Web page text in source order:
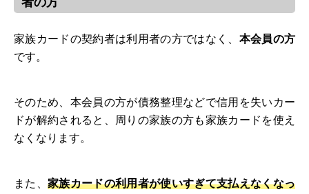
家族カードの契約者は利用者の方ではなく、 本会員の方
です。
そのため、本会員の方が債務整理などで信用を失いカー
ドが解約されると、周りの家族の方も家族カードを使え
なくなります。
また、 家族カードの利用者が使いすぎて支払えなくなっ